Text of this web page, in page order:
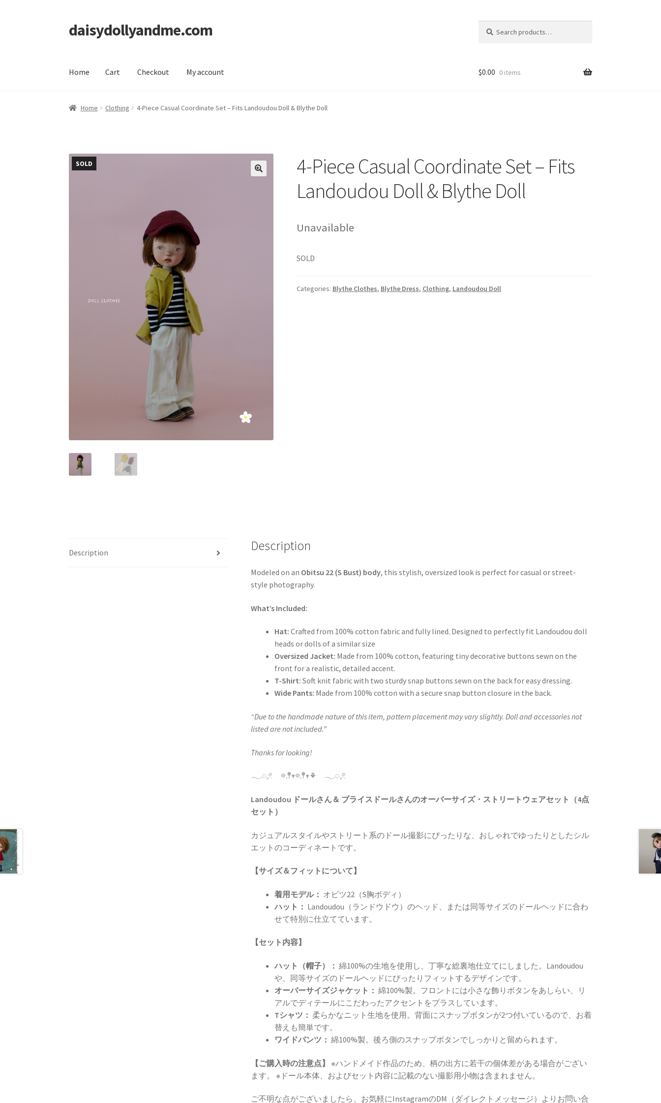
Skip
to
Skip
to
daisydollyandme.com
for:
Home Cart Checkout My account
Home Checkout My account
$0.00 0 items
Home Clothing 4-Piece Casual Coordinate Set – Fits Landoudou Doll & Blythe Doll
SOLD
4-Piece Casual Coordinate Set – Fits
Landoudou Doll & Blythe Doll
Unavailable
SOLD
Categories: Blythe Clothes, Blythe Dress, Clothing, Landoudou Doll
Description Description
Modeled on an Obitsu 22 (S Bust) body, this stylish, oversized look is perfect for casual or street-
style photography.
What’s Included:
Hat: Crafted from 100% cotton fabric and fully lined. Designed to perfectly fit Landoudou doll
heads or dolls of a similar size
Oversized Jacket: Made from 100% cotton, featuring tiny decorative buttons sewn on the
front for a realistic, detailed accent.
T-Shirt: Soft knit fabric with two sturdy snap buttons sewn on the back for easy dressing.
Wide Pants: Made from 100% cotton with a secure snap button closure in the back.
“Due to the handmade nature of this item, pattern placement may vary slightly. Doll and accessories not
listed are not included.”
Thanks for looking!
𓂃.◌𓈒𓏲 𖡼.𖤣𖥧𖡼.𖤣𖥧⚘ 𓂃.◌𓈒𓏲
Landoudou ドールさん＆ ブライスドールさんのオーバーサイズ・ストリートウェアセット（4点
セット）
カジュアルスタイルやストリート系のドール撮影にぴったりな、おしゃれでゆったりとしたシル
エットのコーディネートです。
【サイズ＆フィットについて】
着用モデル： オビツ22（S胸ボディ）
ハット： Landoudou（ランドウドウ）のヘッド、または同等サイズのドールヘッドに合わ
せて特別に仕立てています。
【セット内容】
ハット（帽子）： 綿100%の生地を使用し、丁寧な総裏地仕立てにしました。Landoudou
や、同等サイズのドールヘッドにぴったりフィットするデザインです。
オーバーサイズジャケット： 綿100%製。フロントには小さな飾りボタンをあしらい、リ
アルでディテールにこだわったアクセントをプラスしています。
Tシャツ： 柔らかなニット生地を使用。背面にスナップボタンが2つ付いているので、お着
替えも簡単です。
ワイドパンツ： 綿100%製。後ろ側のスナップボタンでしっかりと留められます。
【ご購入時の注意点】
※ハンドメイド作品のため、柄の出方に若干の個体差がある場合がござい
ます。 ※ドール本体、およびセット内容に記載のない撮影用小物は含まれません。
ご不明な点がございましたら、お気軽にInstagramのDM（ダイレクトメッセージ）よりお問い合